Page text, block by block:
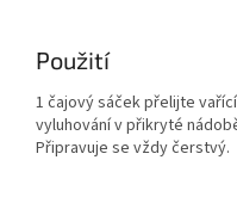
Použití
1 čajový sáček přelijte
vyluhování v přikryté
Připravuje se vždy čerstvý.